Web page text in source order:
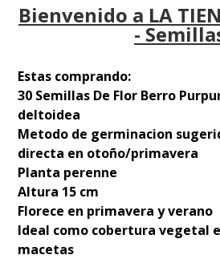
Bienvenido a LA
-
Estas comprando:
30 Semillas De Flor Berro
deltoidea
Metodo de germinacion
directa en otoño/primavera
Planta perenne
Altura 15 cm
Florece en primavera y verano
Ideal como cobertura vegetal
macetas